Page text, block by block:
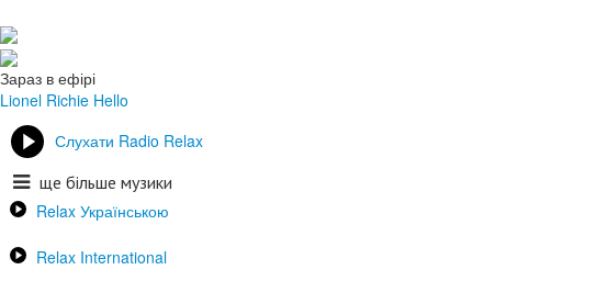
Зараз в ефірі
Lionel Richie Hello
Слухати Radio Relax
ще більше музики
Relax Українською
Relax International